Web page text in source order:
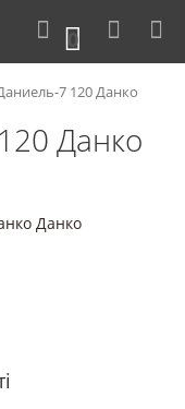
0
7 120 Данко
Данко